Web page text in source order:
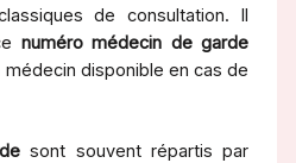
de consultation. Il
numéro médecin de garde
disponible en cas de
sont souvent répartis par